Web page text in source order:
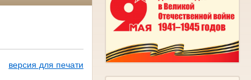
версия для печати